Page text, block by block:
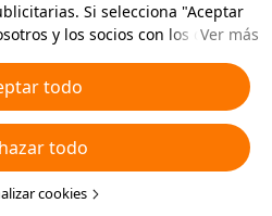
Si selecciona "Aceptar
y los socios con los que
También puede
no esenciales o elegir qué tipos
haciendo clic en
o en cualquier momento
Para obtener más detalles,
cookies y tecnologías similares
Ver más
todo
todo
cookies